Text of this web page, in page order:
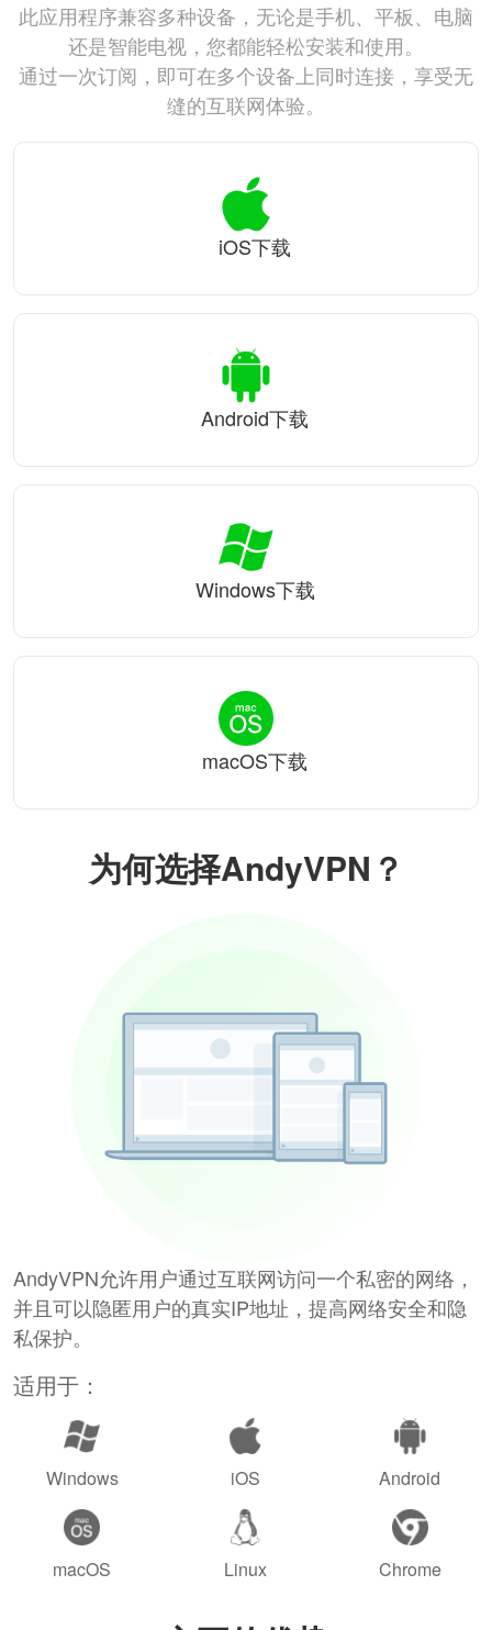
为何选择AndyVPN？
AndyVPN允许用户通过互联网访问一个私密的网络，
并且可以隐匿用户的真实IP地址，提高网络安全和隐
私保护。
适用于：
Windows iOS Android
macOS Linux Chrome
此应用程序兼容多种设备，无论是手机、平板、电脑
还是智能电视，您都能轻松安装和使用。
通过一次订阅，即可在多个设备上同时连接，享受无
缝的互联网体验。
iOS下载
Android下载
Windows下载
macOS下载